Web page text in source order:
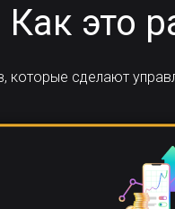
Как это
которые сделают